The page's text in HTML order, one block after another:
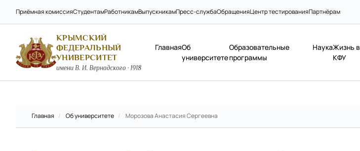
Приёмная комиссияСтудентамРаботникамВыпускникамПресс-службаОбращенияЦентр тестированияПартнёрам
КРЫМСКИЙ
ФЕДЕРАЛЬНЫЙ
УНИВЕРСИТЕТ
имени В. И. Вернадского · 1918
ГлавнаяОб
университете
Образовательные
программы
НаукаЖизнь в
КФУ
Главная / Об университете / Морозова Анастасия Сергеевна